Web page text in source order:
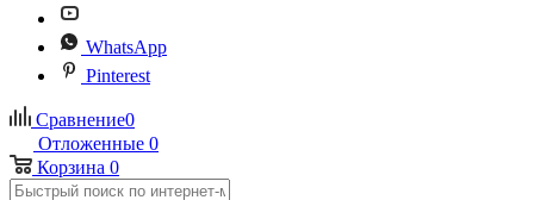
WhatsApp
Pinterest
Сравнение0
Отложенные 0
Корзина 0